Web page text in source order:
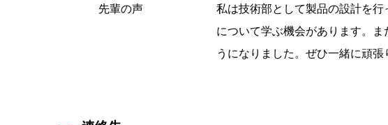
先輩の声
私は技術部として製品の設計を
について学ぶ機会があります。
うになりました。ぜひ一緒に頑張